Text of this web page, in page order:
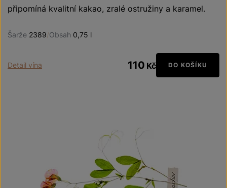
připomíná kvalitní kakao, zralé ostružiny a karamel.
Šarže 2389/Obsah 0,75 l
Detail vína 110 Kč DO KOŠÍKU